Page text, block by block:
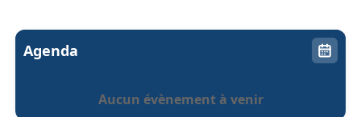
Agenda
Aucun évènement à venir